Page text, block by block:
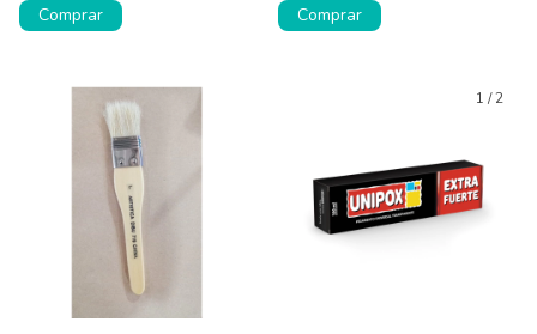
Comprar
1 /2